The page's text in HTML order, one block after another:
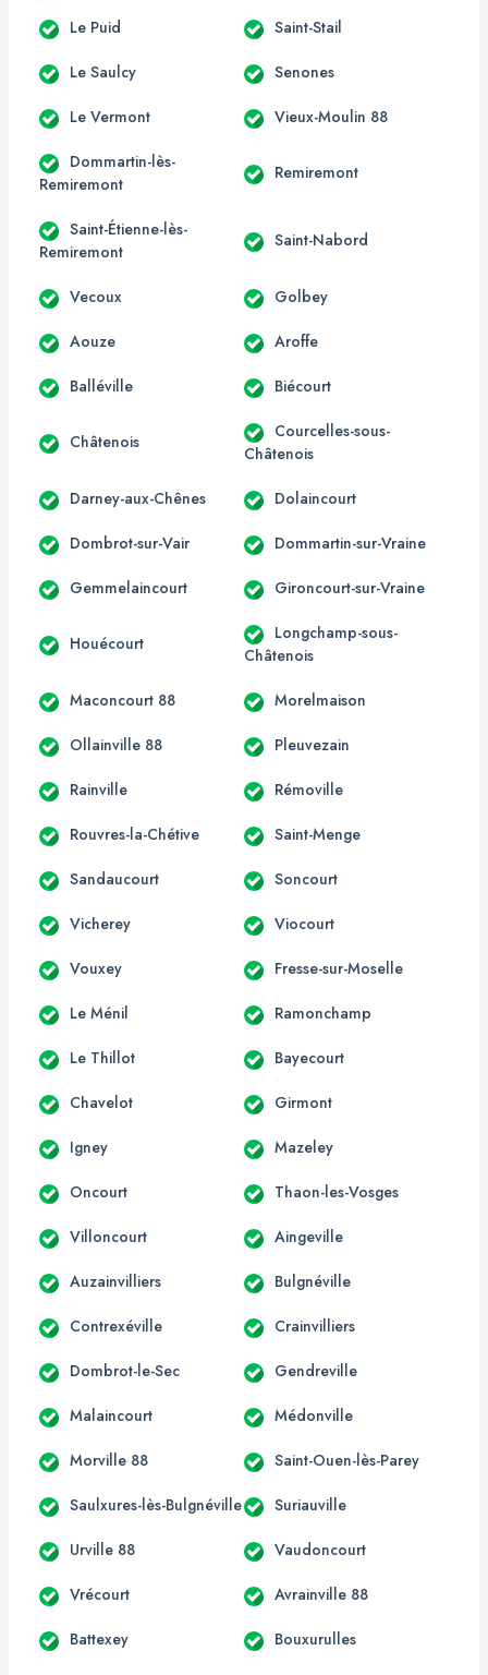
Le Puid Saint-Stail
Le Saulcy Senones
Le Vermont Vieux-Moulin 88
Dommartin-lès-
Remiremont
Remiremont
Saint-Étienne-lès-
Remiremont
Saint-Nabord
Vecoux Golbey
Aouze Aroffe
Balléville Biécourt
Châtenois
Courcelles-sous-
Châtenois
Darney-aux-Chênes Dolaincourt
Dombrot-sur-Vair Dommartin-sur-Vraine
Gemmelaincourt Gironcourt-sur-Vraine
Houécourt
Longchamp-sous-
Châtenois
Maconcourt 88 Morelmaison
Ollainville 88 Pleuvezain
Rainville Rémoville
Rouvres-la-Chétive Saint-Menge
Sandaucourt Soncourt
Vicherey Viocourt
Vouxey Fresse-sur-Moselle
Le Ménil Ramonchamp
Le Thillot Bayecourt
Chavelot Girmont
Igney Mazeley
Oncourt Thaon-les-Vosges
Villoncourt Aingeville
Auzainvilliers Bulgnéville
Contrexéville Crainvilliers
Dombrot-le-Sec Gendreville
Malaincourt Médonville
Morville 88 Saint-Ouen-lès-Parey
Saulxures-lès-Bulgnéville Suriauville
Urville 88 Vaudoncourt
Vrécourt Avrainville 88
Battexey Bouxurulles